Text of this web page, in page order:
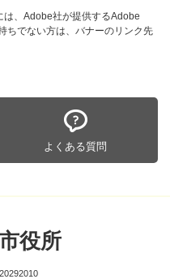
は、Adobe社が提供するAdobe
ちでない方は、バナーのリンク先
よくある質問
役所